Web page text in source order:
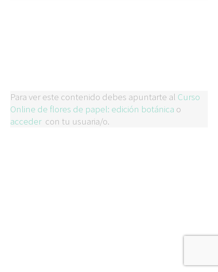
Para ver este contenido debes apuntarte al Curso
Online de flores de papel: edición botánica o
acceder con tu usuaria/o.